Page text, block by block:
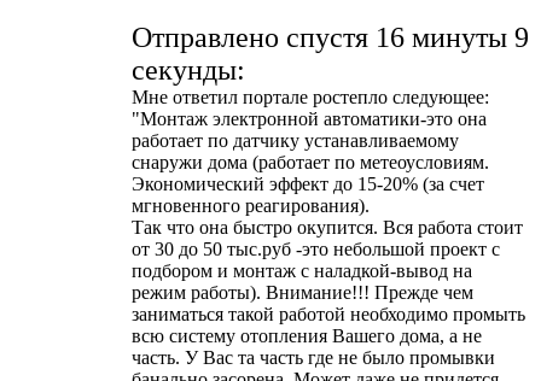
Отправлено спустя 16 минуты 9
секунды:
Мне ответил портале ростепло следующее:
"Монтаж электронной автоматики-это она
работает по датчику устанавливаемому
снаружи дома (работает по метеоусловиям.
Экономический эффект до 15-20% (за счет
мгновенного реагирования).
Так что она быстро окупится. Вся работа стоит
от 30 до 50 тыс.руб -это небольшой проект с
подбором и монтаж с наладкой-вывод на
режим работы). Внимание!!! Прежде чем
заниматься такой работой необходимо промыть
всю систему отопления Вашего дома, а не
часть. У Вас та часть где не было промывки